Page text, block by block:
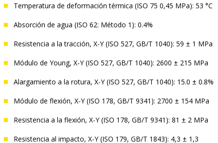
Temperatura de deformación térmica (ISO 75 0,45 MPa): 53 °C
Absorción de agua (ISO 62: Método 1): 0.4%
Resistencia a la tracción, X-Y (ISO 527, GB/T 1040): 59 ± 1 MPa
Módulo de Young, X-Y (ISO 527, GB/T 1040): 2600 ± 215 MPa
Alargamiento a la rotura, X-Y (ISO 527, GB/T 1040): 15.0 ± 0.8%
Módulo de flexión, X-Y (ISO 178, GB/T 9341): 2700 ± 154 MPa
Resistencia a la flexión, X-Y (ISO 178, GB/T 9341): 81 ± 2 MPa
Resistencia al impacto, X-Y (ISO 179, GB/T 1843): 4,3 ± 1,3